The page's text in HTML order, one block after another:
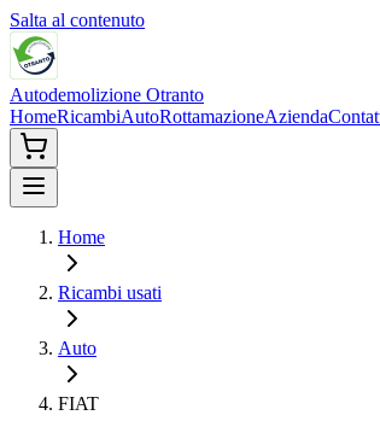
Salta al contenuto
Autodemolizione Otranto
HomeRicambiAutoRottamazioneAzienda
Home
Ricambi usati
Auto
FIAT